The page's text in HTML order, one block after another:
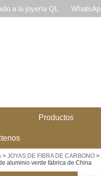
a la joyería QL
Productos
> JOYAS DE FIBRA DE CARBONO>
aluminio verde fábrica de China